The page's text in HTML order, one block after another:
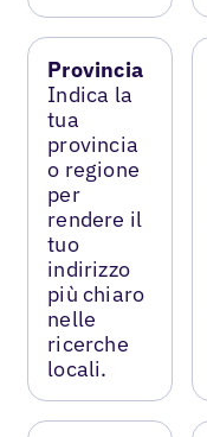
Provincia
Indica la
tua
provincia
o regione
per
rendere il
tuo
indirizzo
più chiaro
nelle
ricerche
locali.